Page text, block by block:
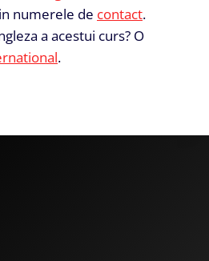
numerele de contact.
a acestui curs? O
.